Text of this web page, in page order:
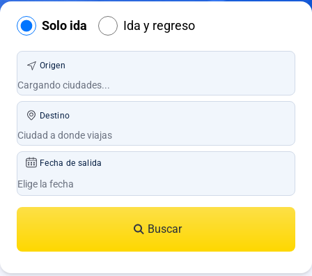
Solo ida Ida y regreso
Origen
Destino
Fecha de salida
Buscar